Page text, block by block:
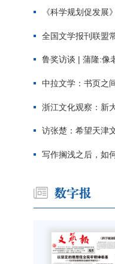
《科学规划促发展
全国文学报刊联盟
鲁奖访谈 | 蒲隆:像
中拉文学：书页之
浙江文化观察：新大
访张楚：希望天津文
写作搁浅之后，如